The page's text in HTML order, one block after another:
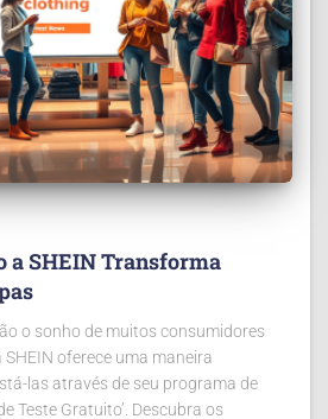
a SHEIN Transforma
o sonho de muitos consumidores
oferece uma maneira
las através de seu programa de
Teste Gratuito’. Descubra os